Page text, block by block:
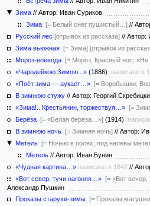
Зима // Автор: Иван Суриков
Зима [= Белый снег пушистый…] //
Русский лес [отрывок из рассказа] // Автор:
Зима вьюжная [= Зима] [отрывок из
Мороз-воевода [= Мороз, Красный нос;
«Чародейкою Зимою...» (1886) , написано в
«Поёт зима — аукает…» [= Воробышки;
В зимнюю стужу // Автор: Георгий
«Зима!.. Крестьянин, торжествуя…» [=
Берёза [= «Белая берёза…»] (1914) ,
В зимнюю ночь [= Зимняя ночь] // Автор:
Метель [= Ночью в полях, под напевы
Метель // Автор: Иван Бунин
«Чудная картина…» написано в 1842 //
«Вот север, тучи нагоняя…» [= «Вот
Александр Пушкин
Проказы старухи-зимы [= Проказы